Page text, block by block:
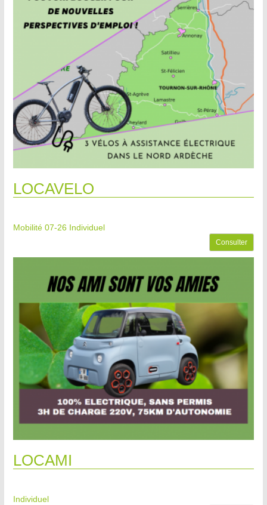
LOCAVELO
Mobilité 07-26 Individuel
Consulter
LOCAMI
Individuel